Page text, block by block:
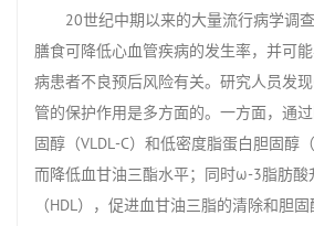
20世纪中期以来的大量流行病学调
膳食可降低心血管疾病的发生率，并可
病患者不良预后风险有关。研究人员发
管的保护作用是多方面的。一方面，通
固醇（VLDL-C）和低密度脂蛋白胆固醇
而降低血甘油三酯水平；同时ω-3脂肪酸
（HDL），促进血甘油三脂的清除和胆固